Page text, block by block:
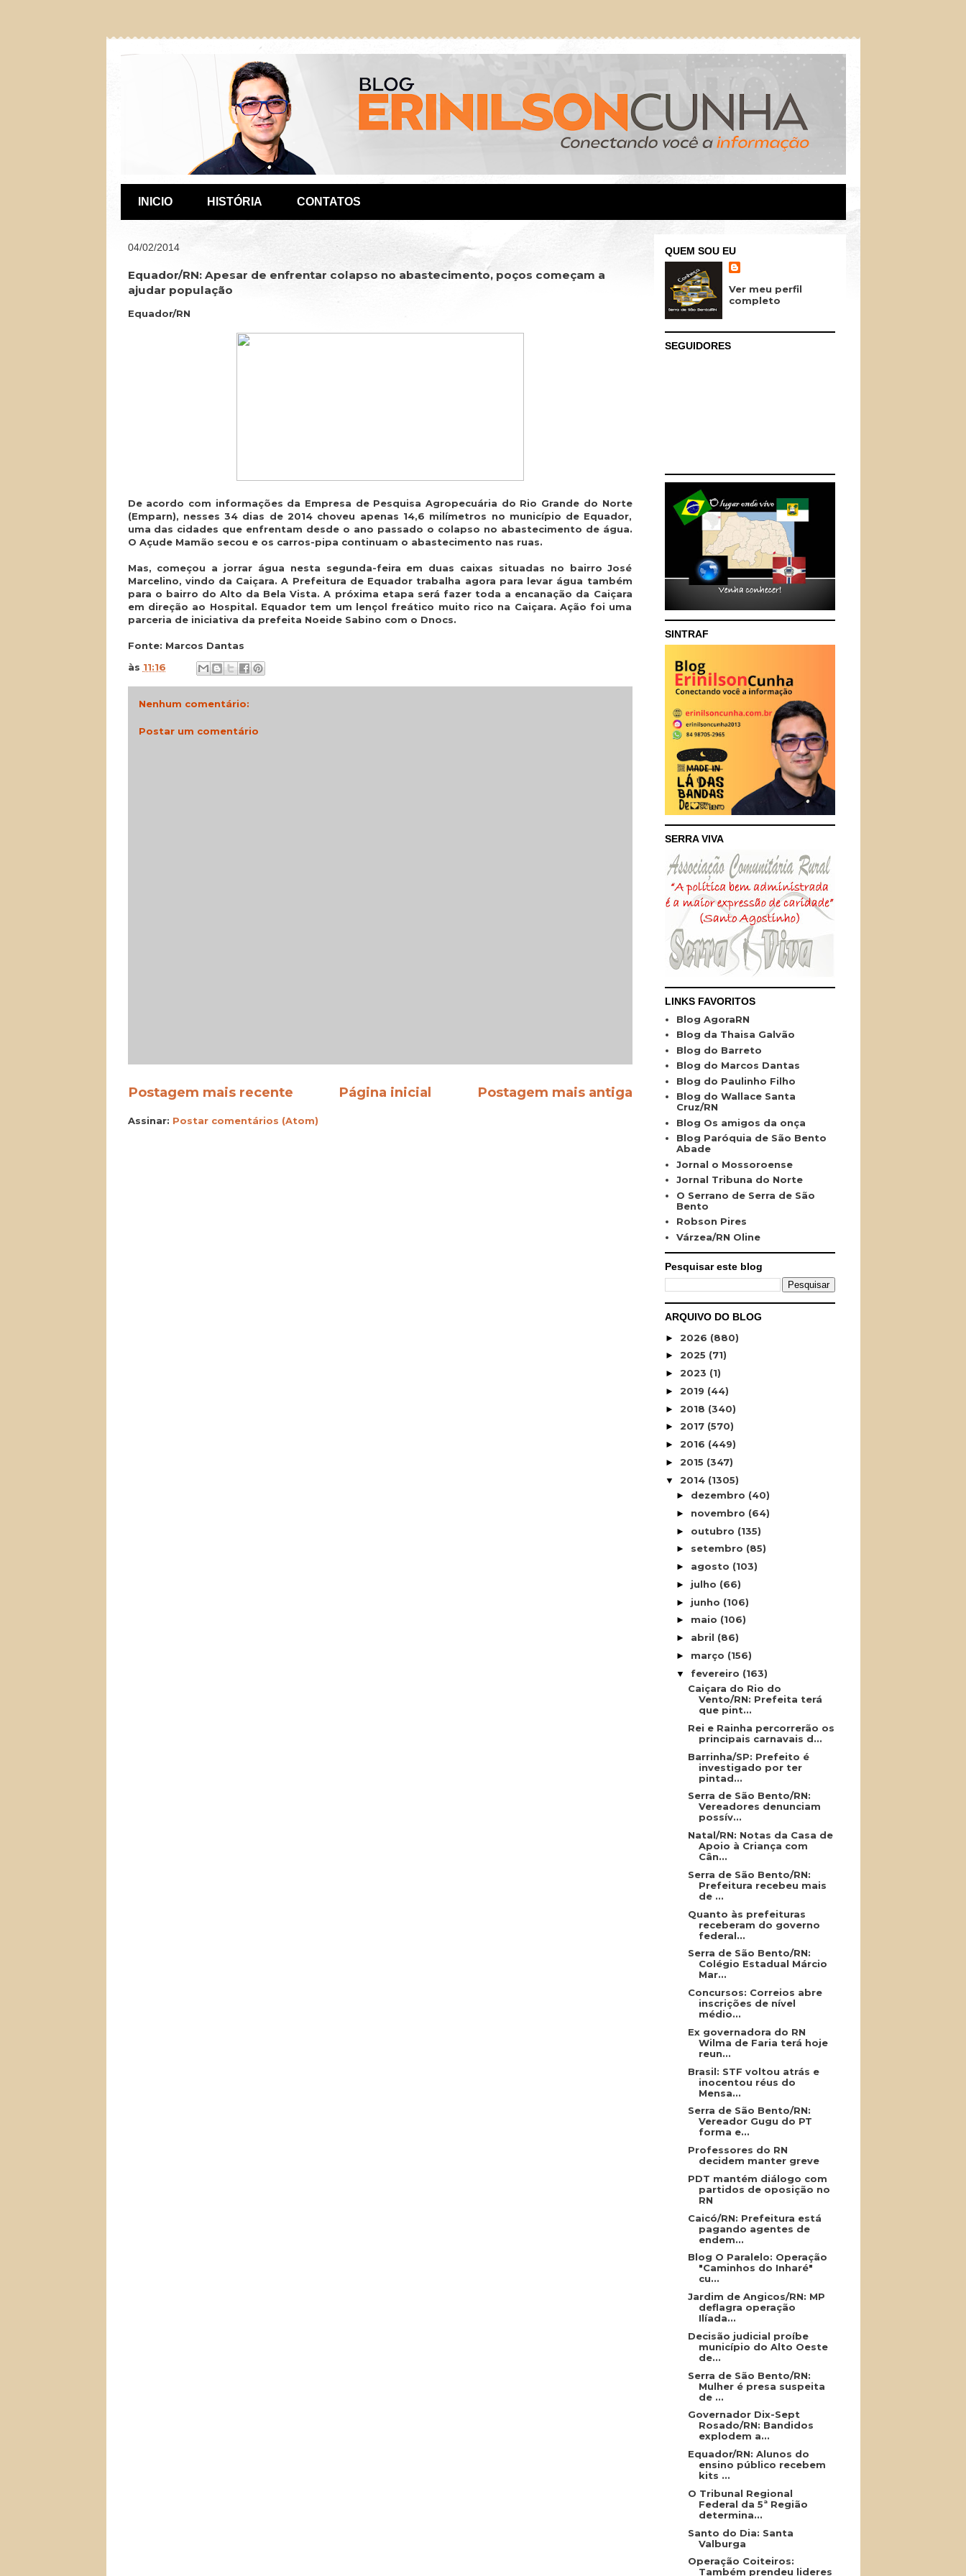
INICIO HISTÓRIA CONTATOS
04/02/2014
Equador/RN: Apesar de enfrentar colapso no abastecimento, poços começam a
ajudar população
Equador/RN
De acordo com informações da Empresa de Pesquisa Agropecuária do Rio Grande do Norte
(Emparn), nesses 34 dias de 2014 choveu apenas 14,6 milímetros no município de Equador,
uma das cidades que enfrentam desde o ano passado o colapso no abastecimento de água.
O Açude Mamão secou e os carros-pipa continuam o abastecimento nas ruas.
Mas, começou a jorrar água nesta segunda-feira em duas caixas situadas no bairro José
Marcelino, vindo da Caiçara. A Prefeitura de Equador trabalha agora para levar água também
para o bairro do Alto da Bela Vista. A próxima etapa será fazer toda a encanação da Caiçara
em direção ao Hospital. Equador tem um lençol freático muito rico na Caiçara. Ação foi uma
parceria de iniciativa da prefeita Noeide Sabino com o Dnocs.
Fonte: Marcos Dantas
às 11:16
Nenhum comentário:
Postar um comentário
Postagem mais recente Postagem mais antiga
Página inicial
Assinar: Postar comentários (Atom)
QUEM SOU EU
Ver meu perfil
completo
SEGUIDORES
SINTRAF
SERRA VIVA
LINKS FAVORITOS
Blog AgoraRN
Blog da Thaisa Galvão
Blog do Barreto
Blog do Marcos Dantas
Blog do Paulinho Filho
Blog do Wallace Santa
Cruz/RN
Blog Os amigos da onça
Blog Paróquia de São Bento
Abade
Jornal o Mossoroense
Jornal Tribuna do Norte
O Serrano de Serra de São
Bento
Robson Pires
Várzea/RN Oline
Pesquisar este blog
ARQUIVO DO BLOG
► 2026 (880)
► 2025 (71)
► 2023 (1)
► 2019 (44)
► 2018 (340)
► 2017 (570)
► 2016 (449)
► 2015 (347)
▼ 2014 (1305)
► dezembro (40)
► novembro (64)
► outubro (135)
► setembro (85)
► agosto (103)
► julho (66)
► junho (106)
► maio (106)
► abril (86)
► março (156)
▼ fevereiro (163)
Caiçara do Rio do
Vento/RN: Prefeita terá
que pint...
Rei e Rainha percorrerão os
principais carnavais d...
Barrinha/SP: Prefeito é
investigado por ter
pintad...
Serra de São Bento/RN:
Vereadores denunciam
possív...
Natal/RN: Notas da Casa de
Apoio à Criança com
Cân...
Serra de São Bento/RN:
Prefeitura recebeu mais
de ...
Quanto às prefeituras
receberam do governo
federal...
Serra de São Bento/RN:
Colégio Estadual Márcio
Mar...
Concursos: Correios abre
inscrições de nível
médio...
Ex governadora do RN
Wilma de Faria terá hoje
reun...
Brasil: STF voltou atrás e
inocentou réus do
Mensa...
Serra de São Bento/RN:
Vereador Gugu do PT
forma e...
Professores do RN
decidem manter greve
PDT mantém diálogo com
partidos de oposição no
RN
Caicó/RN: Prefeitura está
pagando agentes de
endem...
Blog O Paralelo: Operação
"Caminhos do Inharé"
cu...
Jardim de Angicos/RN: MP
deflagra operação
Ilíada...
Decisão judicial proíbe
município do Alto Oeste
de...
Serra de São Bento/RN:
Mulher é presa suspeita
de ...
Governador Dix-Sept
Rosado/RN: Bandidos
explodem a...
Equador/RN: Alunos do
ensino público recebem
kits ...
O Tribunal Regional
Federal da 5ª Região
determina...
Santo do Dia: Santa
Valburga
Operação Coiteiros:
Também prendeu lideres